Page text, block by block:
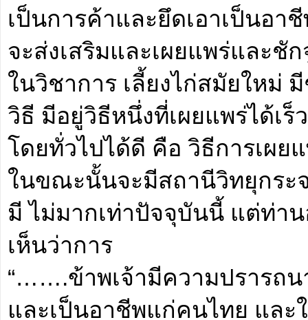
เป็นการค้าและยึดเอาเป็นอา
จะส่งเสริมและเผยแพร่และชั
ในวิชาการ เลี้ยงไก่สมัยใหม่
วิธี มีอยู่วิธีหนึ่งที่เผยแพร่ได้เร็
โดยทั่วไปได้ดี คือ วิธีการเผย
ในขณะนั้นจะมีสถานีวิทยุกระ
มี ไม่มากเท่าปัจจุบันนี้ แต่ท่า
เห็นว่าการ
“…….ข้าพเจ้ามีความปรารถน
และเป็นอาชีพแก่คนไทย แล